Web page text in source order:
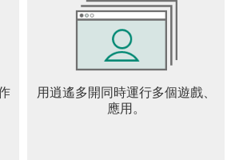
用逍遙多開同時運行多個遊戲、
應用。